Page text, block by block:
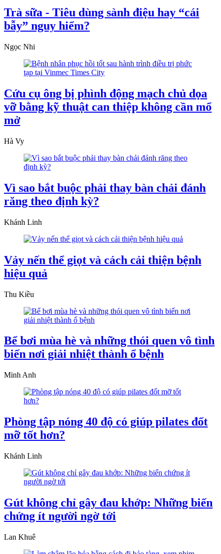
Trà sữa - Tiêu dùng sành điệu hay “cái
bẫy” nguy hiểm?
Ngọc Nhi
Cứu cụ ông bị phình động mạch chủ dọa
vỡ bằng kỹ thuật can thiệp không cần mổ
mở
Hà Vy
Vì sao bắt buộc phải thay bàn chải đánh
răng theo định kỳ?
Khánh Linh
Vảy nến thể giọt và cách cải thiện bệnh
hiệu quả
Thu Kiều
Bể bơi mùa hè và những thói quen vô tình
biến nơi giải nhiệt thành ổ bệnh
Minh Anh
Phòng tập nóng 40 độ có giúp pilates đốt
mỡ tốt hơn?
Khánh Linh
Gút không chỉ gây đau khớp: Những biến
chứng ít người ngờ tới
Lan Khuê